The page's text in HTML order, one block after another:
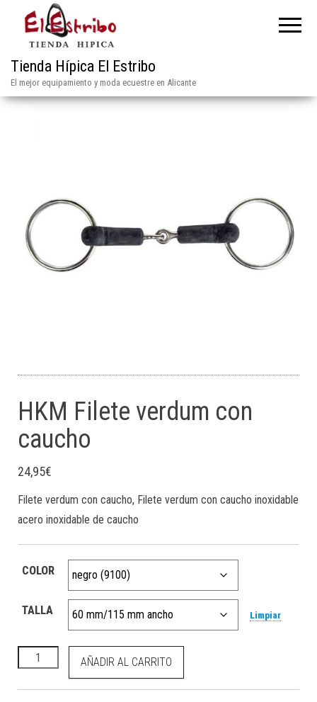
Tienda Hípica El Estribo
El mejor equipamiento y moda ecuestre en Alicante
HKM Filete verdum con
caucho
24,95€
Filete verdum con caucho, Filete verdum con caucho inoxidable
acero inoxidable de caucho
COLOR
TALLA Limpiar
HKM Filete verdum con caucho cantidad
AÑADIR AL CARRITO